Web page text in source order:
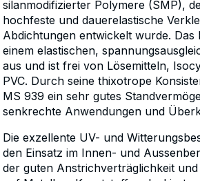
silanmodifizierter Polymere (SMP),
hochfeste und dauerelastische
Abdichtungen entwickelt wurde.
einem elastischen,
aus und ist frei von Lösemitteln,
PVC. Durch seine thixotrope
MS 939 ein sehr gutes
senkrechte Anwendungen und
Die exzellente UV- und
den Einsatz im Innen- und
der guten Anstrichverträglichkeit